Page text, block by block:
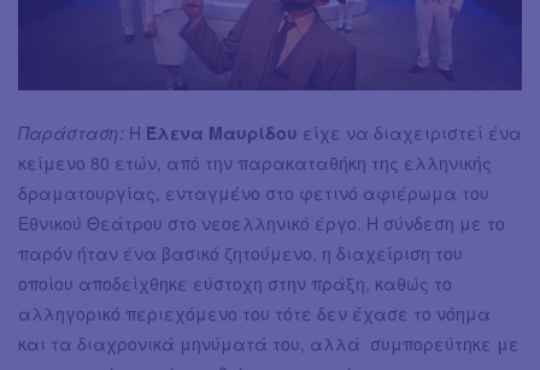
Παράσταση: Η Έλενα Μαυρίδου είχε να διαχειριστεί ένα
κείμενο 80 ετών, από την παρακαταθήκη της ελληνικής
δραματουργίας, ενταγμένο στο φετινό αφιέρωμα του
Εθνικού Θεάτρου στο νεοελληνικό έργο. Η σύνδεση με το
παρόν ήταν ένα βασικό ζητούμενο, η διαχείριση του
οποίου αποδείχθηκε εύστοχη στην πράξη, καθώς το
αλληγορικό περιεχόμενο του τότε δεν έχασε το νόημα
και τα διαχρονικά μηνύματά του, αλλά συμπορεύτηκε με